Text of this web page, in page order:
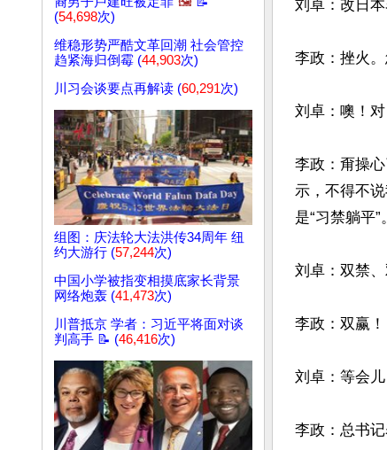
(54,698次)
维稳形势严酷文革回潮 社会管控
趋紧海归倒霉 (44,903次)
川习会谈要点再解读 (60,291次)
组图：庆法轮大法洪传34周年 纽
约大游行 (57,244次)
中国小学被指变相摸底家长背景
网络炮轰 (41,473次)
川普抵京 学者：习近平将面对谈
判高手 📝 (46,416次)
刘卓：改日
李政：挫火
刘卓：噢！对
李政：甭操
示，不得不
是“习禁躺平”。
刘卓：双禁、
李政：双赢！
刘卓：等会
李政：总书